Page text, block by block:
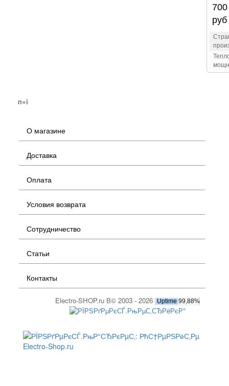
700
руб
п»ї
О магазине
Доставка
Оплата
Условия возврата
Сотрудничество
Статьи
Контакты
Electro-SHOP.ru В© 2003 - 2026